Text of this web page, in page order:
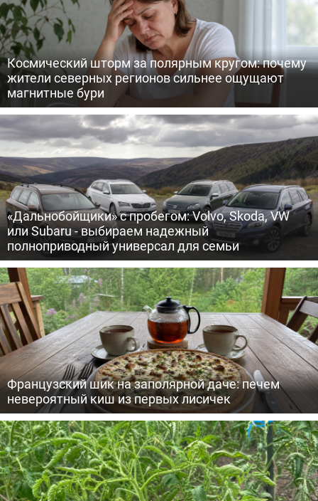
Космический шторм за полярным кругом: почему
жители северных регионов сильнее ощущают
магнитные бури
«Дальнобойщики» с пробегом: Volvo, Skoda, VW
или Subaru - выбираем надежный
полноприводный универсал для семьи
Французский шик на заполярной даче: печем
невероятный киш из первых лисичек